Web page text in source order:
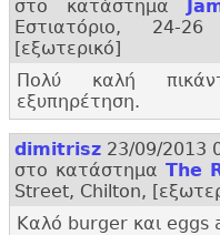
στο κατάστημα
Εστιατόριο, 24-
[εξωτερικό]
Πολύ καλή
εξυπηρέτηση.
dimitrisz 23/09/2013
στο κατάστημα The
Street, Chilton,
Καλό burger και eggs